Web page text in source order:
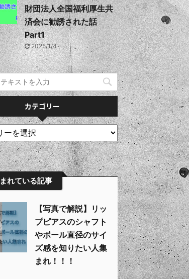
財団法人全国福利厚生共
済会に勧誘された話
Part1
2025/1/4
カテゴリー
れている記事
【写真で解説】リッ
プピアスのシャフト
やボール直径のサイ
ズ感を知りたい人集
まれ！！！